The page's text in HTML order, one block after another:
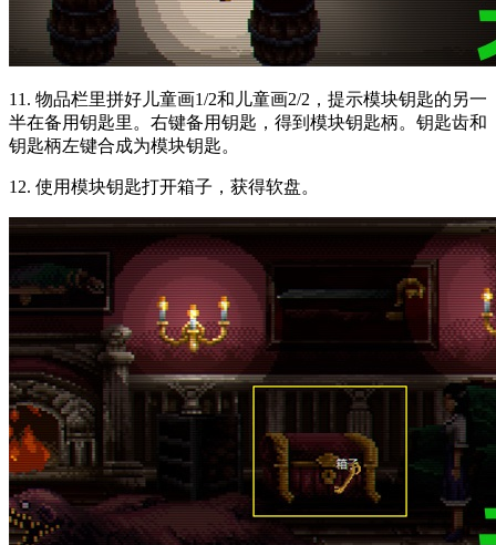
11. 物品栏里拼好儿童画1/2和儿童画2/2，提示模块钥匙的另一
半在备用钥匙里。右键备用钥匙，得到模块钥匙柄。钥匙齿和
钥匙柄左键合成为模块钥匙。
12. 使用模块钥匙打开箱子，获得软盘。